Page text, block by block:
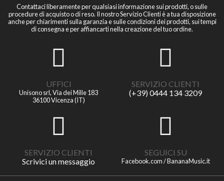
Contattaci liberamente per qualsiasi informazione sui prodotti, o sulle
procedure di acquisto o di reso. Il nostro Servizio Clienti è a tua disposizione
anche per chiarimenti sulla garanzia e sulle condizioni dei prodotti, sui tempi
di consegna e per affiancarti nella creazione del tuo ordine.
UFFICI
Unisono srl, Via dei Mille 183
36100 Vicenza (IT)
SERVIZIO CLIENTI
(+39) 0444 134 3209
SERVIZIO CLIENTI
Scrivici un messaggio
SEGUICI SU
Facebook.com / BananaMusic.it